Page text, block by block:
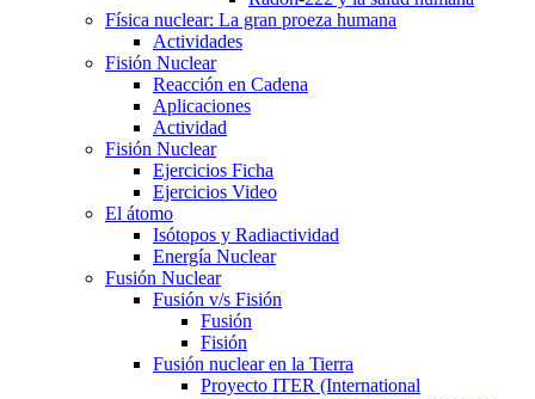
Física nuclear: La gran proeza humana
Actividades
Fisión Nuclear
Reacción en Cadena
Aplicaciones
Actividad
Fisión Nuclear
Ejercicios Ficha
Ejercicios Video
El átomo
Isótopos y Radiactividad
Energía Nuclear
Fusión Nuclear
Fusión v/s Fisión
Fusión
Fisión
Fusión nuclear en la Tierra
Proyecto ITER (International